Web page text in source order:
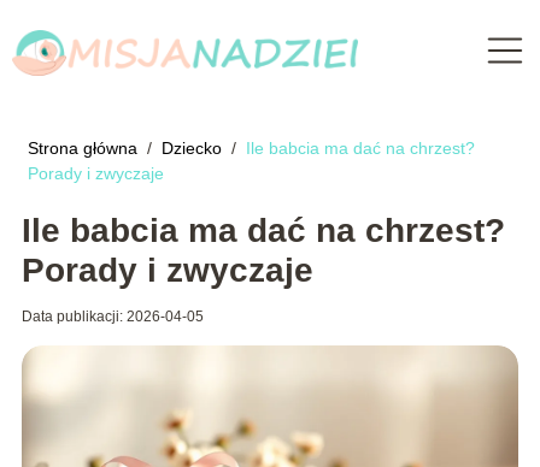
Strona główna / Dziecko / Ile babcia ma dać na chrzest?
Porady i zwyczaje
Ile babcia ma dać na chrzest?
Porady i zwyczaje
Data publikacji: 2026-04-05